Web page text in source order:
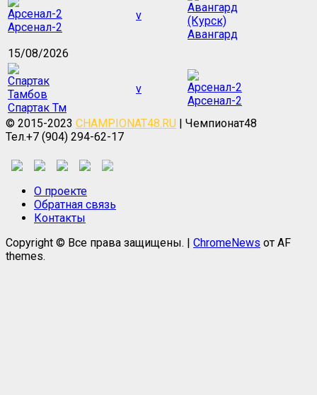
Арсенал-2
v
Авангард
15/08/2026
Спартак Тм
v
Арсенал-2
© 2015-2023 CHAMPIONAT48.RU | Чемпионат48
Тел.+7 (904) 294-62-17
О проекте
Обратная связь
Контакты
Copyright © Все права защищены.
ChromeNews от AF
themes.